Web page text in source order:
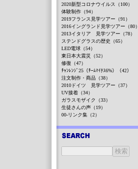
2020新型コロナウイルス（100）
体験制作（94）
2019フランス見学ツアー（91）
2016イングランド見学ツアー（80）
2013イタリア 見学ツアー（78）
ステンドグラスの歴史（65）
LED電球（54）
東日本大震災（52）
修復（47）
ﾁｬﾝﾚﾝｼﾞ25（ﾁｰﾑﾏｲﾅｽ6%）（42）
注文制作・商品（38）
2010ドイツ 見学ツアー（37）
UV接着（34）
ガラスモザイク（33）
生徒さんの声（19）
00-リンク集（2）